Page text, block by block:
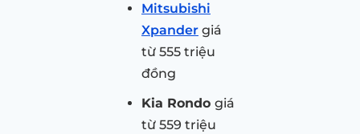
Mitsubishi
Xpander giá
từ 555 triệu
đồng
Kia Rondo giá
từ 559 triệu